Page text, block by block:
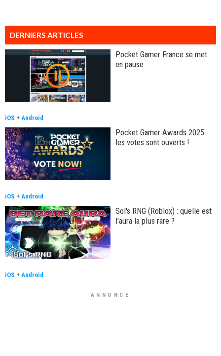
DERNIERS ARTICLES
Pocket Gamer France se met
en pause
iOS + Android
Pocket Gamer Awards 2025 :
les votes sont ouverts !
iOS + Android
Sol's RNG (Roblox) : quelle est
l'aura la plus rare ?
iOS + Android
ANNONCE